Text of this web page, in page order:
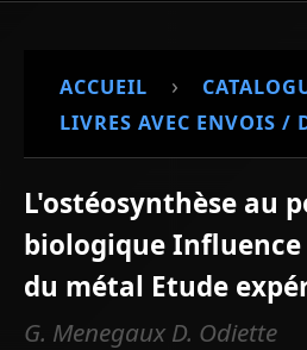
ACCUEIL ›
LIVRES AVEC ENVOIS /
L'ostéosynthèse au
biologique
du métal Etude
G. Menegaux D. Odiette